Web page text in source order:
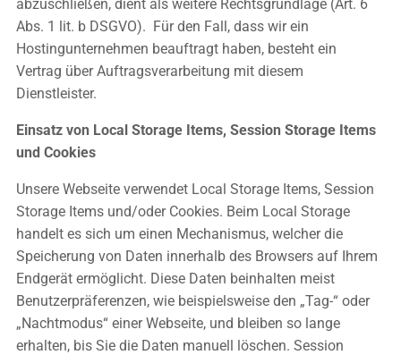
abzuschließen, dient als weitere Rechtsgrundlage (Art. 6
Abs. 1 lit. b DSGVO). Für den Fall, dass wir ein
Hostingunternehmen beauftragt haben, besteht ein
Vertrag über Auftragsverarbeitung mit diesem
Dienstleister.
Einsatz von Local Storage Items, Session Storage Items
und Cookies
Unsere Webseite verwendet Local Storage Items, Session
Storage Items und/oder Cookies. Beim Local Storage
handelt es sich um einen Mechanismus, welcher die
Speicherung von Daten innerhalb des Browsers auf Ihrem
Endgerät ermöglicht. Diese Daten beinhalten meist
Benutzerpräferenzen, wie beispielsweise den „Tag-“ oder
„Nachtmodus“ einer Webseite, und bleiben so lange
erhalten, bis Sie die Daten manuell löschen. Session